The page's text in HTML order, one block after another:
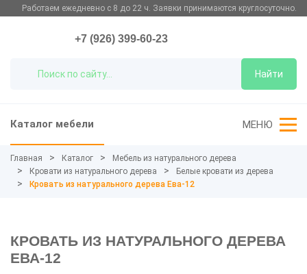
Работаем ежедневно с 8 до 22 ч. Заявки принимаются круглосуточно.
Найти
+7 (926) 399-60-23
Каталог мебели МЕНЮ
Главная Каталог
Мебель из натурального дерева
Кровати из натурального дерева
Белые кровати из дерева
Кровать из натурального дерева Ева-12
КРОВАТЬ ИЗ НАТУРАЛЬНОГО ДЕРЕВА
ЕВА-12